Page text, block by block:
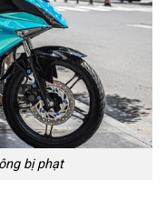
bị phạt